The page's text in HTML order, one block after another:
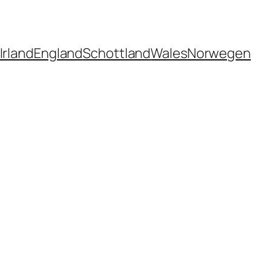
IrlandEnglandSchottlandWalesNorwegen